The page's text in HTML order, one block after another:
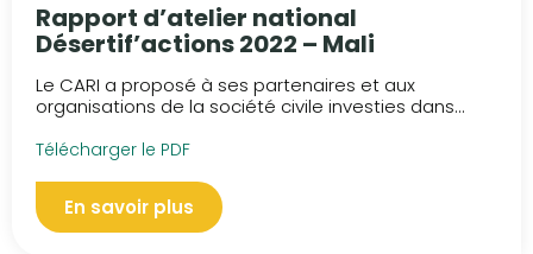
Rapport d’atelier national
Désertif’actions 2022 – Mali
Le CARI a proposé à ses partenaires et aux
organisations de la société civile investies dans...
Télécharger le PDF
En savoir plus